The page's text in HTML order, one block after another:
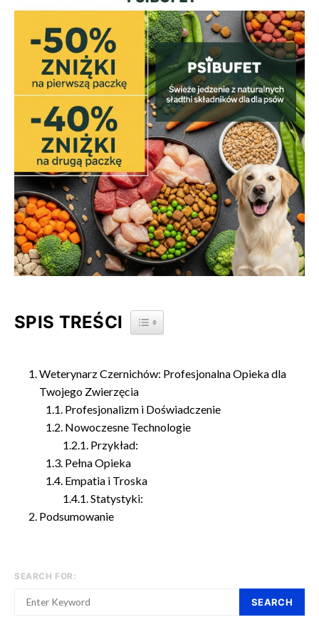
SPIS TREŚCI TOGGLE TABLE OF CONTENT
Weterynarz Czernichów: Profesjonalna Opieka dla
Twojego Zwierzęcia
Profesjonalizm i Doświadczenie
Nowoczesne Technologie
Przykład:
Pełna Opieka
Empatia i Troska
Statystyki:
Podsumowanie
SEARCH FOR:
SEARCH